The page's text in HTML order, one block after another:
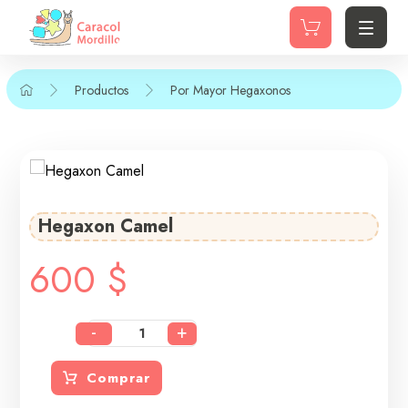
Productos Por Mayor Hegaxonos
Hegaxon Camel
600 $
- +
Comprar